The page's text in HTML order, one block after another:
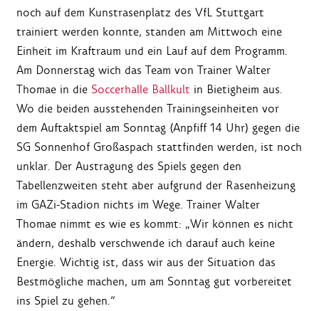
noch auf dem Kunstrasenplatz des VfL Stuttgart
trainiert werden konnte, standen am Mittwoch eine
Einheit im Kraftraum und ein Lauf auf dem Programm.
Am Donnerstag wich das Team von Trainer Walter
Thomae in die Soccerhalle Ballkult in Bietigheim aus.
Wo die beiden ausstehenden Trainingseinheiten vor
dem Auftaktspiel am Sonntag (Anpfiff 14 Uhr) gegen die
SG Sonnenhof Großaspach stattfinden werden, ist noch
unklar. Der Austragung des Spiels gegen den
Tabellenzweiten steht aber aufgrund der Rasenheizung
im GAZi-Stadion nichts im Wege. Trainer Walter
Thomae nimmt es wie es kommt: „Wir können es nicht
ändern, deshalb verschwende ich darauf auch keine
Energie. Wichtig ist, dass wir aus der Situation das
Bestmögliche machen, um am Sonntag gut vorbereitet
ins Spiel zu gehen.“